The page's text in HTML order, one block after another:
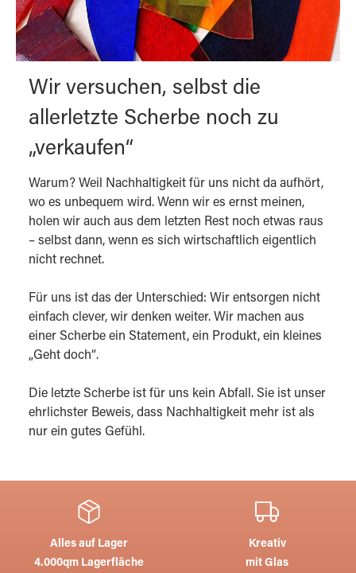
Wir versuchen, selbst die
allerletzte Scherbe noch zu
„verkaufen“
Warum? Weil Nachhaltigkeit für uns nicht da aufhört,
wo es unbequem wird. Wenn wir es ernst meinen,
holen wir auch aus dem letzten Rest noch etwas raus
– selbst dann, wenn es sich wirtschaftlich eigentlich
nicht rechnet.
Für uns ist das der Unterschied: Wir entsorgen nicht
einfach clever, wir denken weiter. Wir machen aus
einer Scherbe ein Statement, ein Produkt, ein kleines
„Geht doch“.
Die letzte Scherbe ist für uns kein Abfall. Sie ist unser
ehrlichster Beweis, dass Nachhaltigkeit mehr ist als
nur ein gutes Gefühl.
Alles auf Lager
4.000qm Lagerfläche
Kreativ
mit Glas